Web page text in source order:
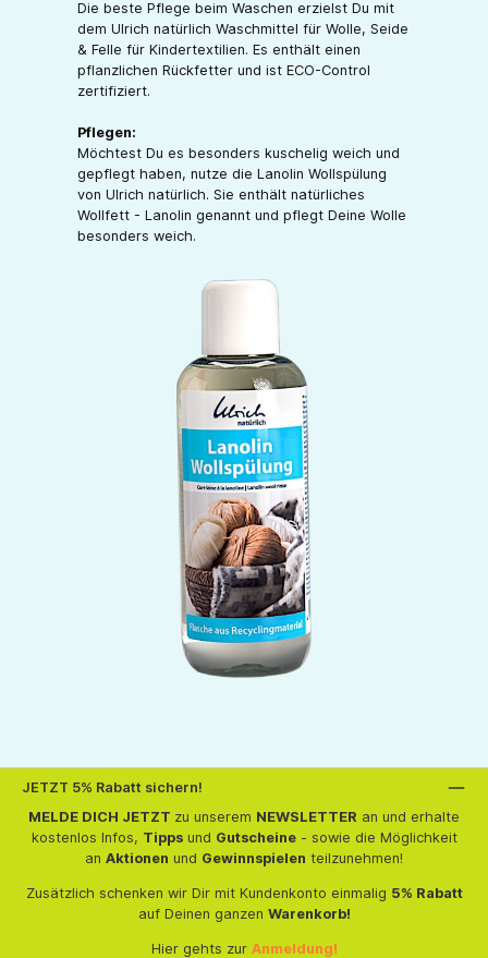
Die beste Pflege beim Waschen erzielst Du mit
dem Ulrich natürlich Waschmittel für Wolle, Seide
& Felle für Kindertextilien. Es enthält einen
pflanzlichen Rückfetter und ist ECO-Control
zertifiziert.
Pflegen:
Möchtest Du es besonders kuschelig weich und
gepflegt haben, nutze die Lanolin Wollspülung
von Ulrich natürlich. Sie enthält natürliches
Wollfett - Lanolin genannt und pflegt Deine Wolle
besonders weich.
JETZT 5% Rabatt sichern!
MELDE DICH JETZT zu unserem NEWSLETTER an und erhalte
kostenlos Infos, Tippsund Gutscheine- sowie die Möglichkeit
an Aktionen und Gewinnspielen teilzunehmen!
Zusätzlich schenken wir Dir mit Kundenkonto einmalig 5% Rabatt
auf Deinen ganzen Warenkorb!
Hier gehts zur Anmeldung!